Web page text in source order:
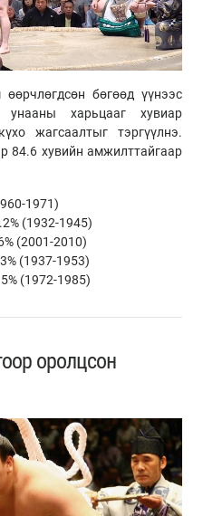
бөгөөд үүнээс
харьцааг хувиар
жагсаалтыг тэргүүлнэ.
84.6 хувийн амжилттайгаар
1971)
(1932-1945)
(2001-2010)
(1937-1953)
(1972-1985)
оролцсон